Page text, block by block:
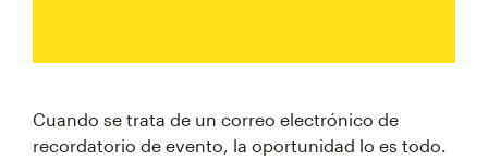
Cuando se trata de un correo electrónico de
recordatorio de evento, la oportunidad lo es todo.